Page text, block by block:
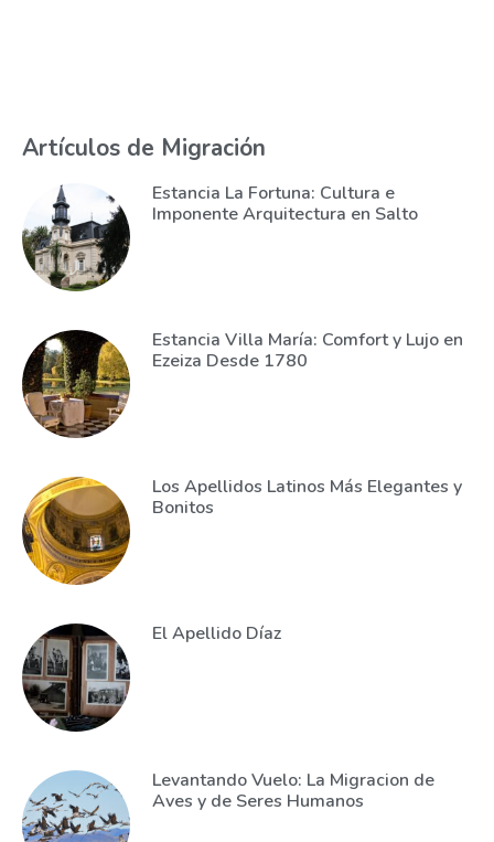
Artículos de Migración
Estancia La Fortuna: Cultura e
Imponente Arquitectura en Salto
Estancia Villa María: Comfort y Lujo en
Ezeiza Desde 1780
Los Apellidos Latinos Más Elegantes y
Bonitos
El Apellido Díaz
Levantando Vuelo: La Migracion de
Aves y de Seres Humanos